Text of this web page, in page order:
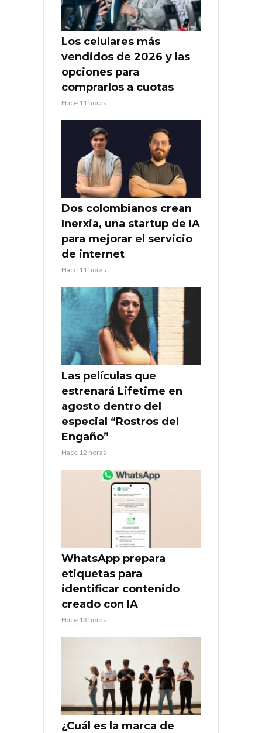
Los celulares más
vendidos de 2026 y las
opciones para
comprarlos a cuotas
Hace 11 horas
Dos colombianos crean
Inerxia, una startup de IA
para mejorar el servicio
de internet
Hace 11 horas
Las películas que
estrenará Lifetime en
agosto dentro del
especial “Rostros del
Engaño”
Hace 12 horas
WhatsApp prepara
etiquetas para
identificar contenido
creado con IA
Hace 13 horas
¿Cuál es la marca de